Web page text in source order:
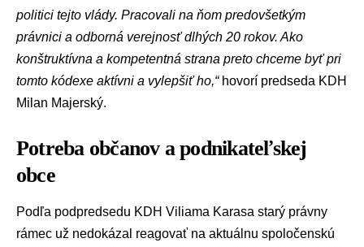
politici tejto vlády. Pracovali na ňom predovšetkým
právnici a odborná verejnosť dlhých 20 rokov. Ako
konštruktívna a kompetentná strana preto chceme byť pri
tomto kódexe aktívni a vylepšiť ho,“hovorí predseda KDH
Milan Majerský.
Potreba občanov a podnikateľskej
obce
Podľa podpredsedu KDH Viliama Karasa starý právny
rámec už nedokázal reagovať na aktuálnu spoločenskú